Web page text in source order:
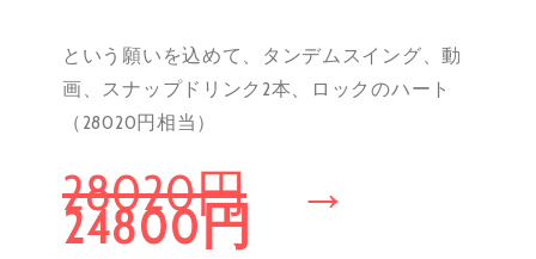
という願いを込めて、タンデムスイング、動
画、スナップドリンク2本、ロックのハート
（28020円相当）
28020円→
24800円